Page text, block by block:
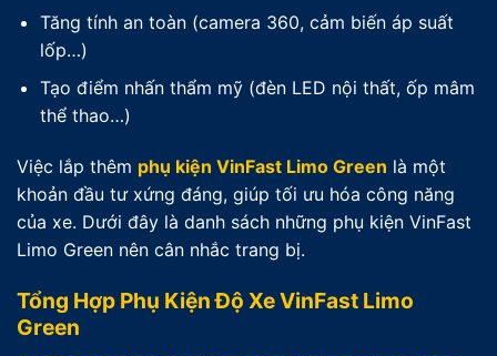
Tăng tính an toàn (camera 360, cảm biến áp suất
lốp…)
Tạo điểm nhấn thẩm mỹ (đèn LED nội thất, ốp mâm
thể thao…)
Việc lắp thêm phụ kiện VinFast Limo Green là một
khoản đầu tư xứng đáng, giúp tối ưu hóa công năng
của xe. Dưới đây là danh sách những phụ kiện VinFast
Limo Green nên cân nhắc trang bị.
Tổng Hợp Phụ Kiện Độ Xe VinFast Limo
Green